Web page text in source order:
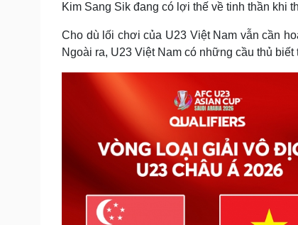
Kim Sang Sik đang có lợi thế về tinh thần khi
Cho dù lối chơi của U23 Việt Nam vẫn cần
Ngoài ra, U23 Việt Nam có những cầu thủ